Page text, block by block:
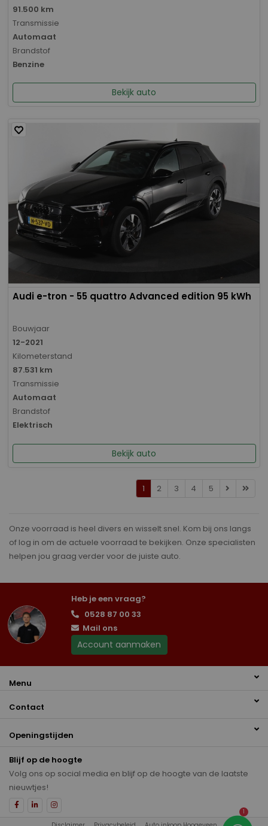
91.500 km
Transmissie
Automaat
Brandstof
Benzine
Bekijk auto
Audi e-tron - 55 quattro Advanced edition 95 kWh
Bouwjaar
12-2021
Kilometerstand
87.531 km
Transmissie
Automaat
Brandstof
Elektrisch
Bekijk auto
1 2 3 4 5
Onze voorraad is heel divers en wisselt snel. Kom bij ons langs
of log in om de actuele voorraad te bekijken. Onze specialisten
helpen jou graag verder voor de juiste auto.
Heb je een vraag?
0528 87 00 33
Mail ons
Account aanmaken
Menu
Contact
Openingstijden
Blijf op de hoogte
Volg ons op social media en blijf op de hoogte van de laatste
nieuwtjes!
1